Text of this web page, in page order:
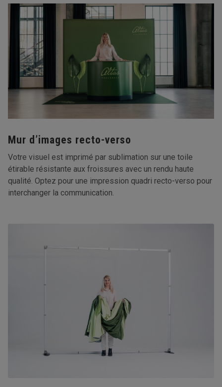
Mur d’images recto-verso
Votre visuel est imprimé par sublimation sur une toile
étirable résistante aux froissures avec un rendu haute
qualité. Optez pour une impression quadri recto-verso pour
interchanger la communication.